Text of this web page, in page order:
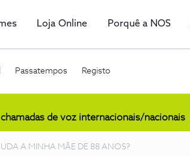
Loja Online Porquê a NOS
Passatempos Registo
de voz internacionais/nacionais
A MINHA MÃE DE 88 ANOS?